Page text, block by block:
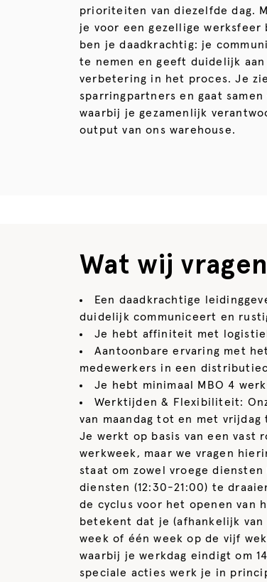
prioriteiten van diezelfde dag.
je voor een gezellige werksfeer
ben je daadkrachtig: je
te nemen en geeft duidelijk
verbetering in het proces. Je
sparringpartners en gaat
waarbij je gezamenlijk
output van ons warehouse.
Wat wij vragen
Een daadkrachtige
duidelijk communiceert en
Je hebt affiniteit met
Aantoonbare ervaring met
medewerkers in een
Je hebt minimaal MBO 4
Werktijden & Flexibiliteit:
van maandag tot en met
Je werkt op basis van een vast
werkweek, maar we vragen
staat om zowel vroege
diensten (12:30-21:00) te
de cyclus voor het openen van
betekent dat je (afhankelijk
week of één week op de vijf
waarbij je werkdag eindigt om
speciale acties werk je in